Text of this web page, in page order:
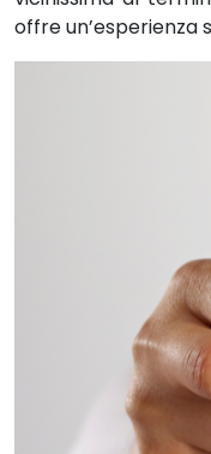
offre un’esperienza